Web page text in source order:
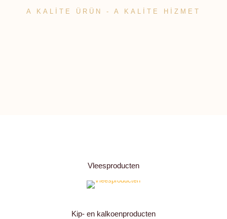
A KALİTE ÜRÜN - A KALİTE HİZMET
Vleesproducten
Kip- en kalkoenproducten